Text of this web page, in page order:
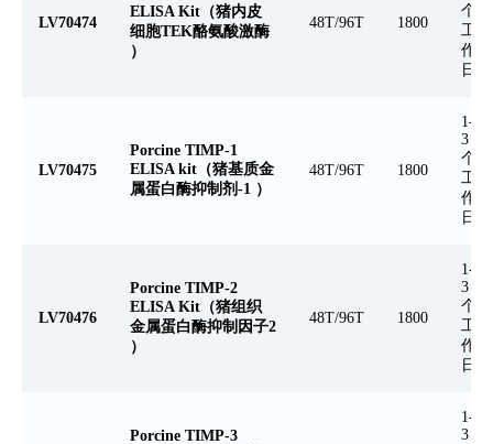
LV70474
ELISA Kit（猪内皮
细胞TEK酪氨酸激酶
）
48T/96T 1800
个
工
作
日
LV70475
Porcine TIMP-1
ELISA kit（猪基质金
属蛋白酶抑制剂-1 ）
48T/96T 1800
1-
3
个
工
作
日
LV70476
Porcine TIMP-2
ELISA Kit（猪组织
金属蛋白酶抑制因子2
）
48T/96T 1800
1-
3
个
工
作
日
Porcine TIMP-3
1-
3